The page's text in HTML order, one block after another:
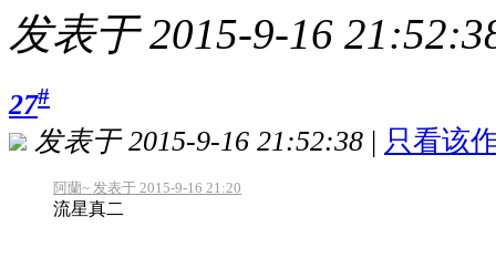
发表于 2015-9-16
27#
发表于 2015-9-16 21:52:38 | 只看该
阿蘭~ 发表于 2015-9-16 21:20
流星真二